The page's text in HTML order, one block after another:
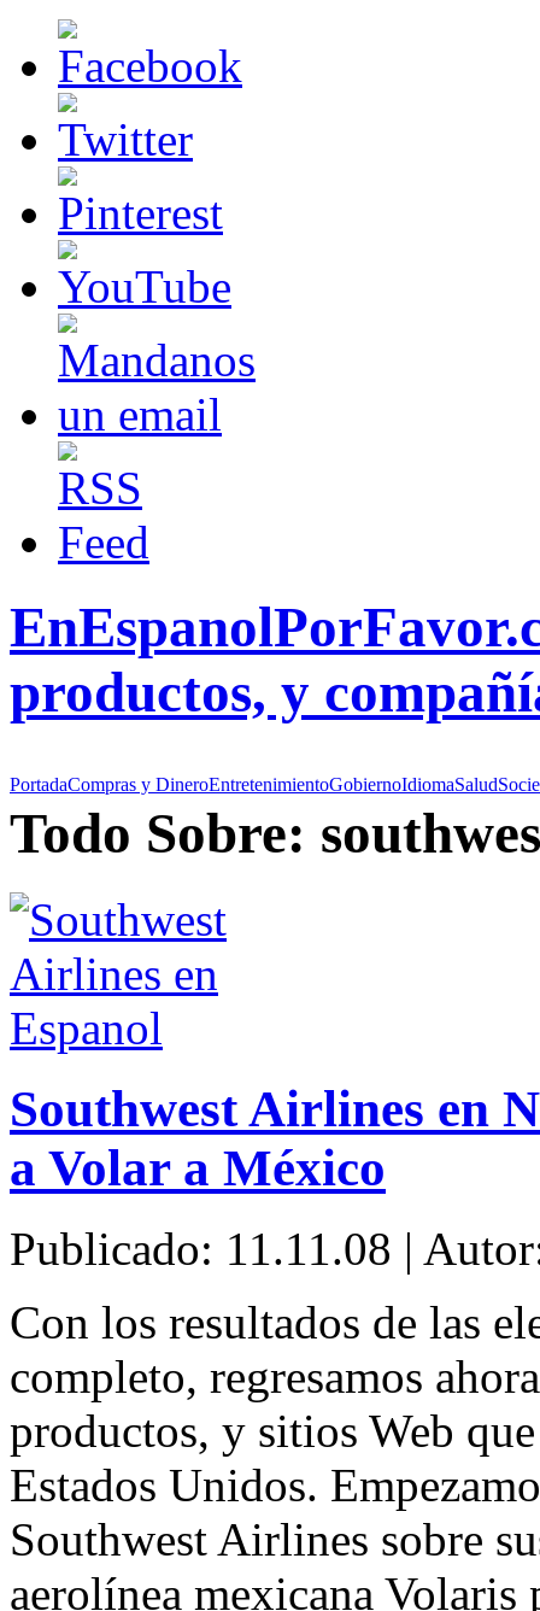
productos, y
PortadaCompras y DineroEntretenimientoGobiernoIdiomaSalud
Todo Sobre:
Southwest Airlines en
a Volar a México
Publicado: 11.11.08 |
Con los resultados de las
completo, regresamos
productos, y sitios Web
Estados Unidos.
Southwest Airlines sobre
aerolínea mexicana Volaris